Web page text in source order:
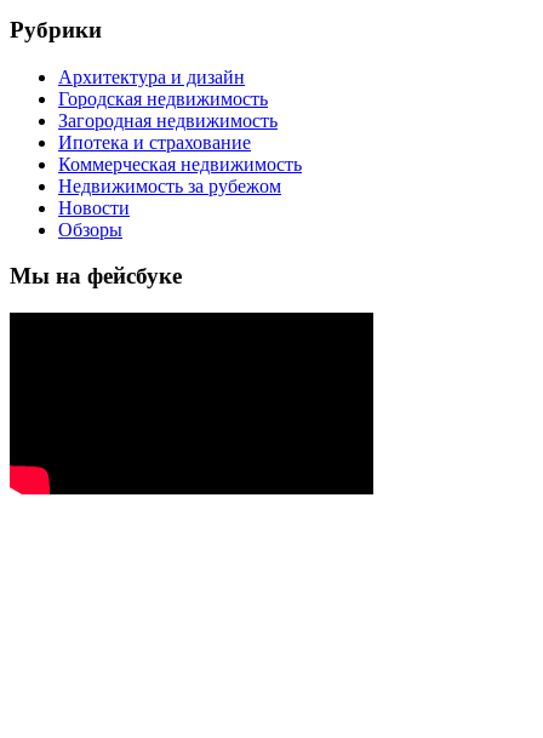
Рубрики
Архитектура и дизайн
Городская недвижимость
Загородная недвижимость
Ипотека и страхование
Коммерческая недвижимость
Недвижимость за рубежом
Новости
Обзоры
Мы на фейсбуке